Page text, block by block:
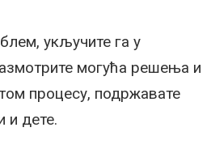
укључите га у
могућа решења и
процесу, подржавате
и дете.